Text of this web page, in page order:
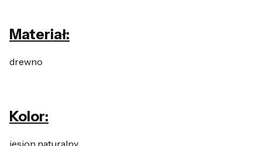
Materiał:
drewno
Kolor: